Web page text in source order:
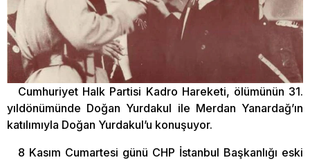
Cumhuriyet Halk Partisi Kadro Hareketi, ölümünün 31.
yıldönümünde Doğan Yurdakul ile Merdan Yanardağ’ın
katılımıyla Doğan Yurdakul’u konuşuyor.
8 Kasım Cumartesi günü CHP İstanbul Başkanlığı eski